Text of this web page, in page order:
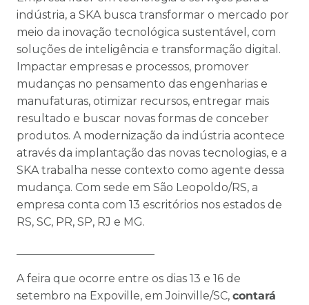
indústria, a SKA busca transformar o mercado por
meio da inovação tecnológica sustentável, com
soluções de inteligência e transformação digital.
Impactar empresas e processos, promover
mudanças no pensamento das engenharias e
manufaturas, otimizar recursos, entregar mais
resultado e buscar novas formas de conceber
produtos. A modernização da indústria acontece
através da implantação das novas tecnologias, e a
SKA trabalha nesse contexto como agente dessa
mudança. Com sede em São Leopoldo/RS, a
empresa conta com 13 escritórios nos estados de
RS, SC, PR, SP, RJ e MG.
A feira que ocorre entre os dias 13 e 16 de
setembro na Expoville, em Joinville/SC, contará